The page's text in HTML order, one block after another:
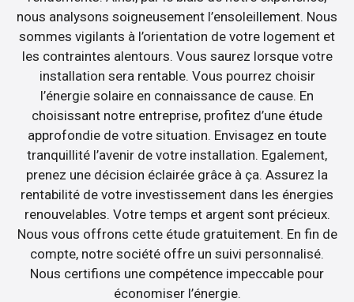
nous analysons soigneusement l’ensoleillement. Nous
sommes vigilants à l’orientation de votre logement et
les contraintes alentours. Vous saurez lorsque votre
installation sera rentable. Vous pourrez choisir
l’énergie solaire en connaissance de cause. En
choisissant notre entreprise, profitez d’une étude
approfondie de votre situation. Envisagez en toute
tranquillité l’avenir de votre installation. Egalement,
prenez une décision éclairée grâce à ça. Assurez la
rentabilité de votre investissement dans les énergies
renouvelables. Votre temps et argent sont précieux.
Nous vous offrons cette étude gratuitement. En fin de
compte, notre société offre un suivi personnalisé.
Nous certifions une compétence impeccable pour
économiser l’énergie.